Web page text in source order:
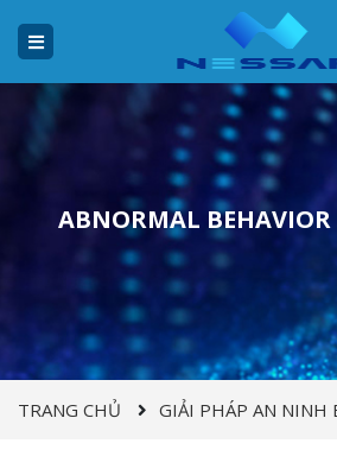
ABNORMAL BEHAVIOR
TRANG CHỦ GIẢI PHÁP AN NINH